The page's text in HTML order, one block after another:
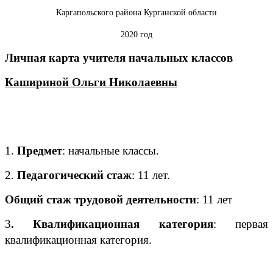
Каргапольского района Курганской области
2020 год
Личная карта учителя начальных классов
Кашириной Ольги Николаевны
1. Предмет: начальные классы.
2. Педагогический стаж: 11 лет.
Общий стаж трудовой деятельности: 11 лет
3. Квалификационная категория: первая
квалификационная категория.